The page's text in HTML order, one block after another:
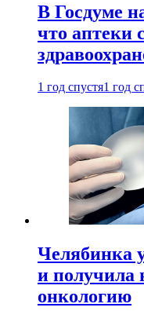
В Госдуме
что аптеки
1 год спустя1 год
Челябинка
и получила
онкологию